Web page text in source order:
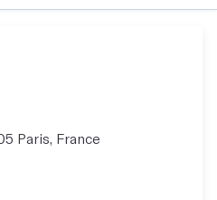
Paris, France